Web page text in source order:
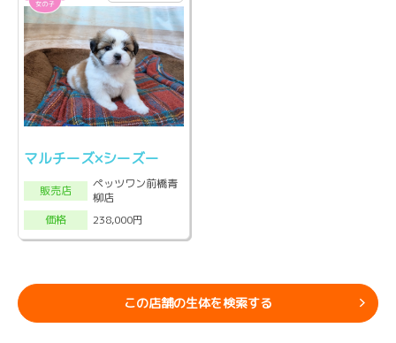
マルチーズ×シーズー
販売店
ペッツワン前橋青
柳店
価格
238,000円
この店舗の生体を検索する